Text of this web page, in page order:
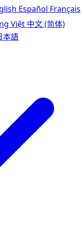
Español Français
Việt 中文 (简体)
本語